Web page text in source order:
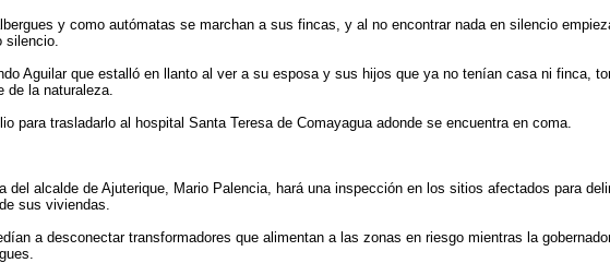
y como autómatas se marchan a sus fincas, y al no encontrar nada en silencio
Aguilar que estalló en llanto al ver a su esposa y sus hijos que ya no tenían casa ni finca,
de la naturaleza.
para trasladarlo al hospital Santa Teresa de Comayagua adonde se encuentra en coma.
del alcalde de Ajuterique, Mario Palencia, hará una inspección en los sitios afectados para
sus viviendas.
a desconectar transformadores que alimentan a las zonas en riesgo mientras la